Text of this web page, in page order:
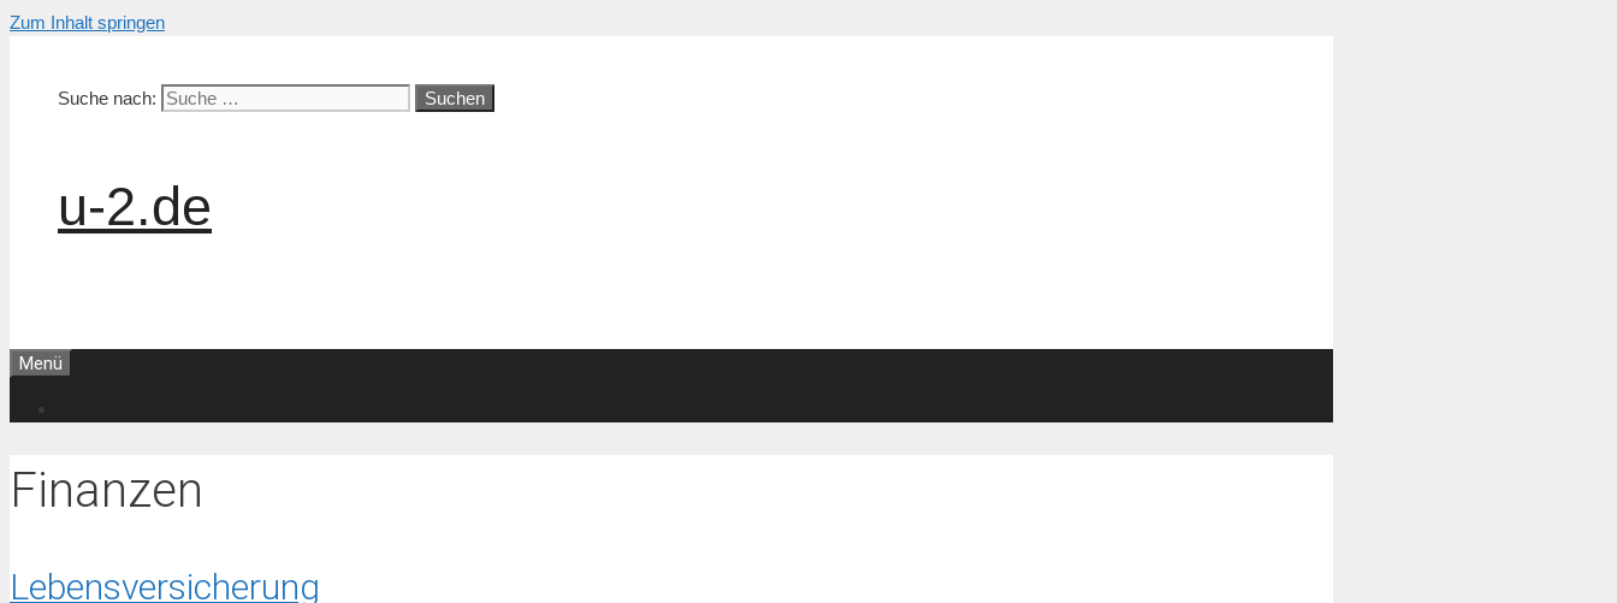
Zum Inhalt springen
Suche nach:
u-2.de
Menü
Finanzen
Lebensversicherung